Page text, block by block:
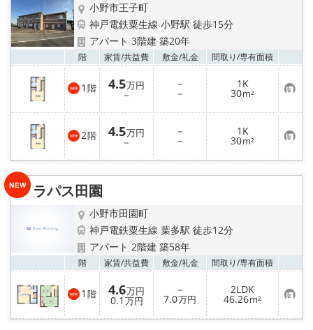
小野市王子町
神戸電鉄粟生線 小野駅 徒歩15分
アパート 3階建 築20年
階 家賃/共益費 敷金/礼金 間取り/専有面積
1 階 4.5万円
－
－
－
1K
30m² お
気
に
入
り
登
録
2階 4.5万円
－
－
－
1K
30m² お
気
に
り
ラパス田園
小野市田園町
神戸電鉄粟生線 葉多駅 徒歩12分
アパート 2階建 築58年
階 家賃/共益費 敷金/礼金 間取り/専有面積
1 階 4.6万円
0.1 万円
－
7.0万円
2LDK
46.26m² お
気
に